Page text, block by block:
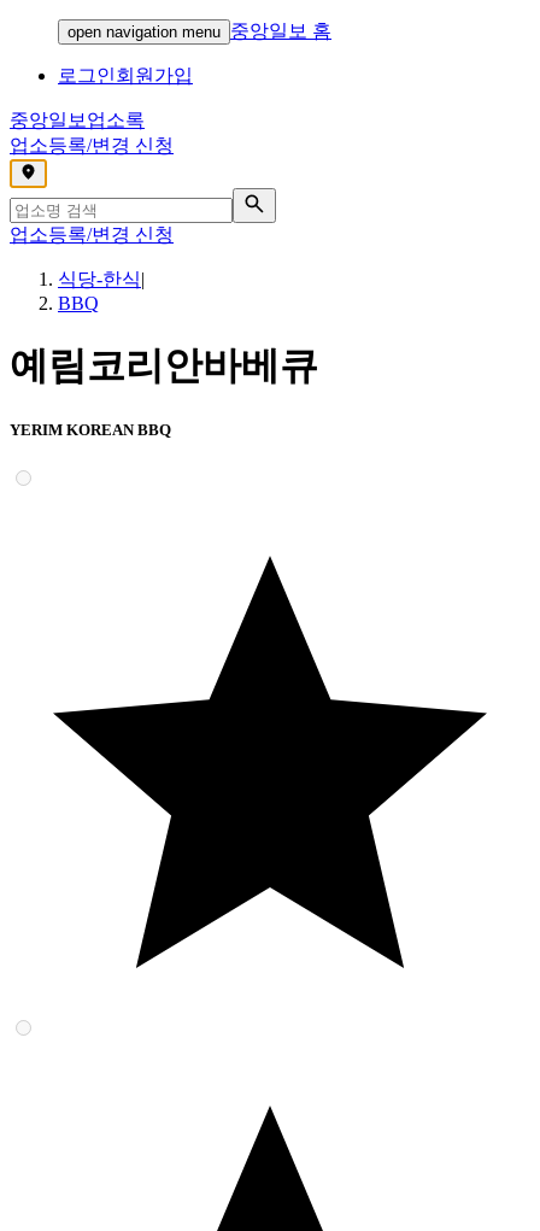
open navigation menu 중앙일보 홈
로그인회원가입
중앙일보 업소록
업소등록/변경 신청
,
업소등록/변경 신청
식당-한식|
BBQ
예림코리안바베큐
YERIM KOREAN BBQ